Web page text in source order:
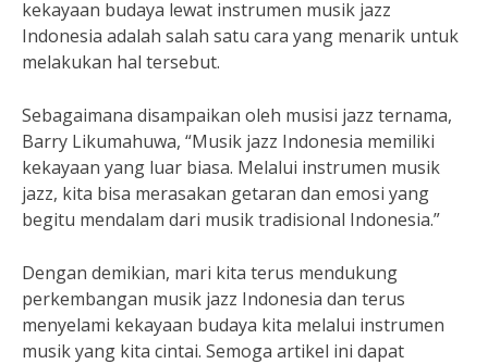
kekayaan budaya lewat instrumen musik jazz
Indonesia adalah salah satu cara yang menarik untuk
melakukan hal tersebut.
Sebagaimana disampaikan oleh musisi jazz ternama,
Barry Likumahuwa, “Musik jazz Indonesia memiliki
kekayaan yang luar biasa. Melalui instrumen musik
jazz, kita bisa merasakan getaran dan emosi yang
begitu mendalam dari musik tradisional Indonesia.”
Dengan demikian, mari kita terus mendukung
perkembangan musik jazz Indonesia dan terus
menyelami kekayaan budaya kita melalui instrumen
musik yang kita cintai. Semoga artikel ini dapat